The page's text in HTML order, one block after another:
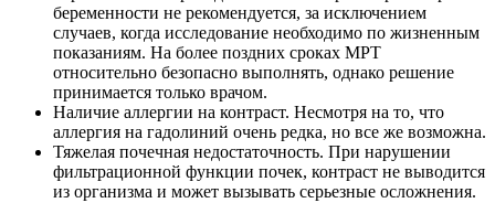
беременности не рекомендуется, за исключением
случаев, когда исследование необходимо по жизненным
показаниям. На более поздних сроках МРТ
относительно безопасно выполнять, однако решение
принимается только врачом.
Наличие аллергии на контраст. Несмотря на то, что
аллергия на гадолиний очень редка, но все же возможна.
Тяжелая почечная недостаточность. При нарушении
фильтрационной функции почек, контраст не выводится
из организма и может вызывать серьезные осложнения.